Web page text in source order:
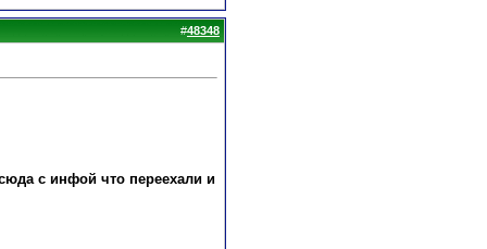
#48348
с инфой что переехали и